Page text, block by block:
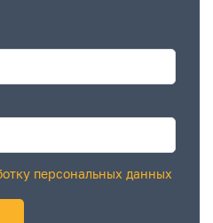
персональных данных